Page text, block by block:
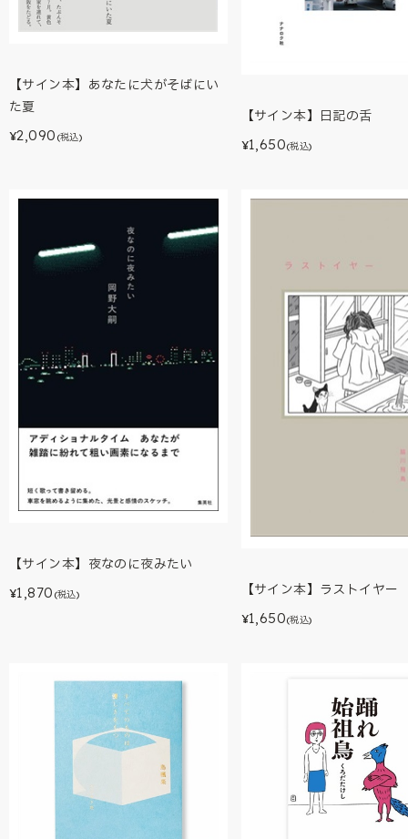
【サイン本】あなたに犬がそばにい
た夏
¥2,090 (税込)
【サイン本】日記の舌
¥1,650(税込)
【サイン本】夜なのに夜みたい
¥1,870 (税込) 【サイン本】ラストイヤー
¥1,650(税込)